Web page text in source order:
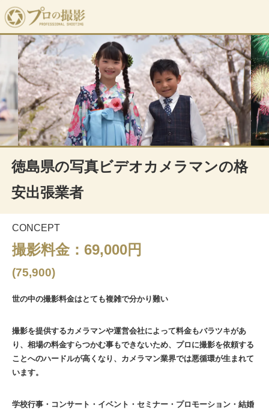
徳島県の写真ビデオカメラマンの格
安出張業者
CONCEPT
撮影料金：69,000円
(75,900)
世の中の撮影料金はとても複雑で分かり難い
撮影を提供するカメラマンや運営会社によって料金もバラツキがあ
り、相場の料金すらつかむ事もできないため、プロに撮影を依頼する
ことへのハードルが高くなり、カメラマン業界では悪循環が生まれて
います。
学校行事・コンサート・イベント・セミナー・プロモーション・結婚